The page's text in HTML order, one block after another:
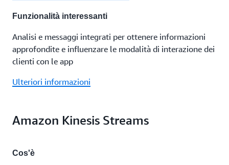
Funzionalità interessanti
Analisi e messaggi integrati per ottenere informazioni
approfondite e influenzare le modalità di interazione dei
clienti con le app
Ulteriori informazioni
Amazon Kinesis Streams
Cos'è